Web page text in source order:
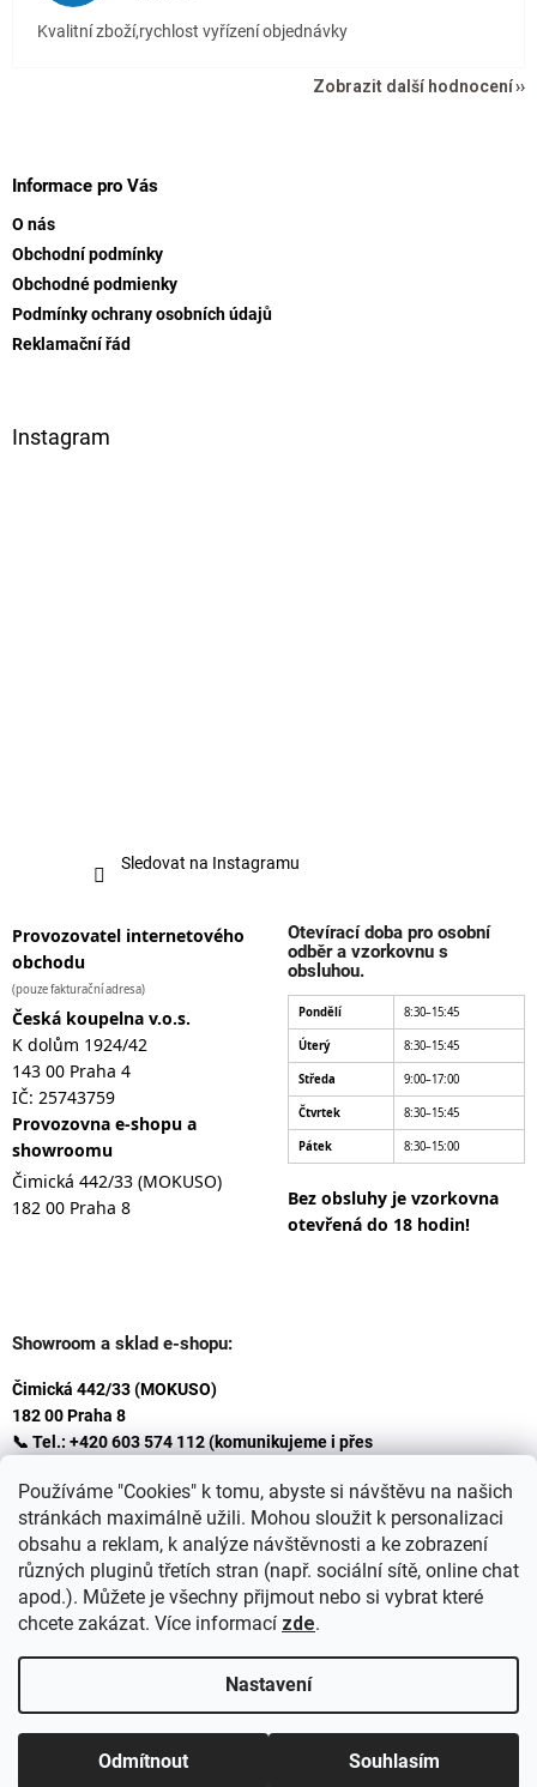
Používáme "Cookies" k tomu, abyste si návštěvu na našich
stránkách maximálně užili. Mohou sloužit k personalizaci
obsahu a reklam, k analýze návštěvnosti a ke zobrazení
různých pluginů třetích stran (např. sociální sítě, online chat
apod.). Můžete je všechny přijmout nebo si vybrat které
chcete zakázat. Více informací zde.
Nastavení
Odmítnout Souhlasím
Kvalitní zboží,rychlost vyřízení objednávky
Zobrazit další hodnocení
Informace pro Vás
O nás
Obchodní podmínky
Obchodné podmienky
Podmínky ochrany osobních údajů
Reklamační řád
Instagram
Sledovat na Instagramu
Provozovatel internetového
obchodu
(pouze fakturační adresa)
Česká koupelna v.o.s.
K dolům 1924/42
143 00 Praha 4
IČ: 25743759
Provozovna e-shopu a
showroomu
Čimická 442/33 (MOKUSO)
182 00 Praha 8
Otevírací doba pro osobní
odběr a vzorkovnu s
obsluhou.
Pondělí 8:30–15:45
Úterý 8:30–15:45
Středa 9:00–17:00
Čtvrtek 8:30–15:45
Pátek 8:30–15:00
Bez obsluhy je vzorkovna
otevřená do 18 hodin!
Showroom a sklad e-shopu:
Čimická 442/33 (MOKUSO)
182 00 Praha 8
📞 Tel.: +420 603 574 112 (komunikujeme i přes
✉️ E-mail: info@ceskakoupelna.cz
Vytvořil Shoptet + plnenieshopu.cz
Copyright 2026Retro koupelna . Všechna práva vyhrazena.